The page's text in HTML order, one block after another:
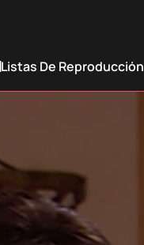
Listas De Reproducción